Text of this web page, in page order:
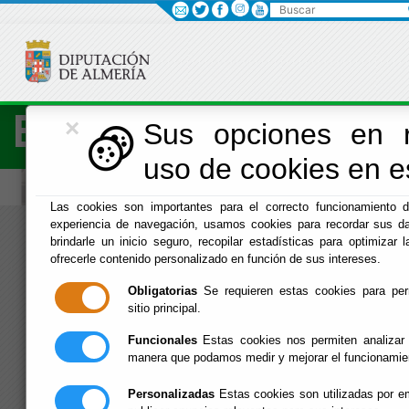
×
Sus opciones en
uso de cookies en
Las cookies son importantes para el correcto funcionamiento
experiencia de navegación, usamos cookies para recordar sus
brindarle un inicio seguro, recopilar estadísticas para optimizar
ofrecerle contenido personalizado en función de sus intereses.
Obligatorias Se requieren estas cookies para
sitio principal.
Funcionales Estas cookies nos permiten
manera que podamos medir y mejorar el
Personalizadas Estas cookies son utilizadas por
Economía
Menú Hacienda
Buscar